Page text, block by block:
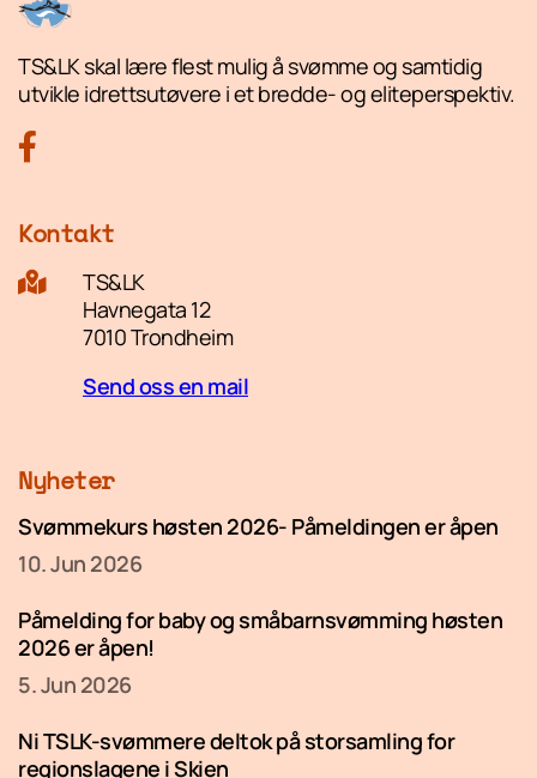
TS&LK skal lære flest mulig å svømme og samtidig
utvikle idrettsutøvere i et bredde- og eliteperspektiv.
Kontakt
TS&LK
Havnegata 12
7010 Trondheim
Send oss en mail
Nyheter
Svømmekurs høsten 2026- Påmeldingen er åpen
10. Jun 2026
Påmelding for baby og småbarnsvømming høsten
2026 er åpen!
5. Jun 2026
Ni TSLK-svømmere deltok på storsamling for
regionslagene i Skien